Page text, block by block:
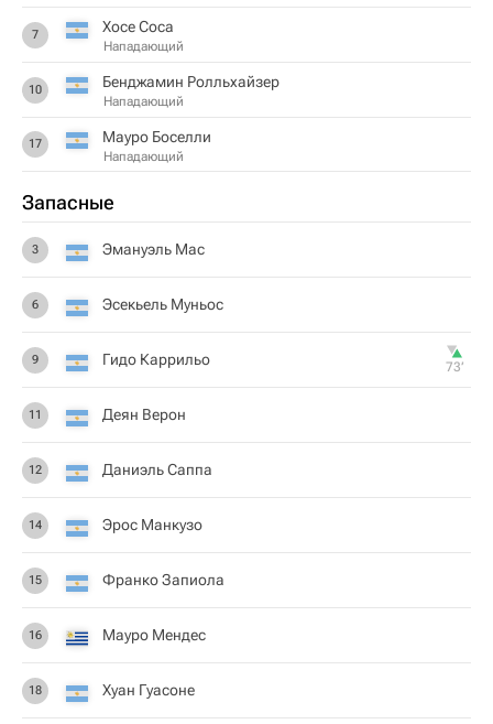
7 Хосе Соса
Нападающий
10 Бенджамин Ролльхайзер
Нападающий
17 Мауро Боселли
Нападающий
Запасные
3 Эмануэль Мас
6 Эсекьель Муньос
9 Гидо Каррильо 73‎’‎
11 Деян Верон
12 Даниэль Саппа
14 Эрос Манкузо
15 Франко Запиола
16 Мауро Мендес
18 Хуан Гуасоне